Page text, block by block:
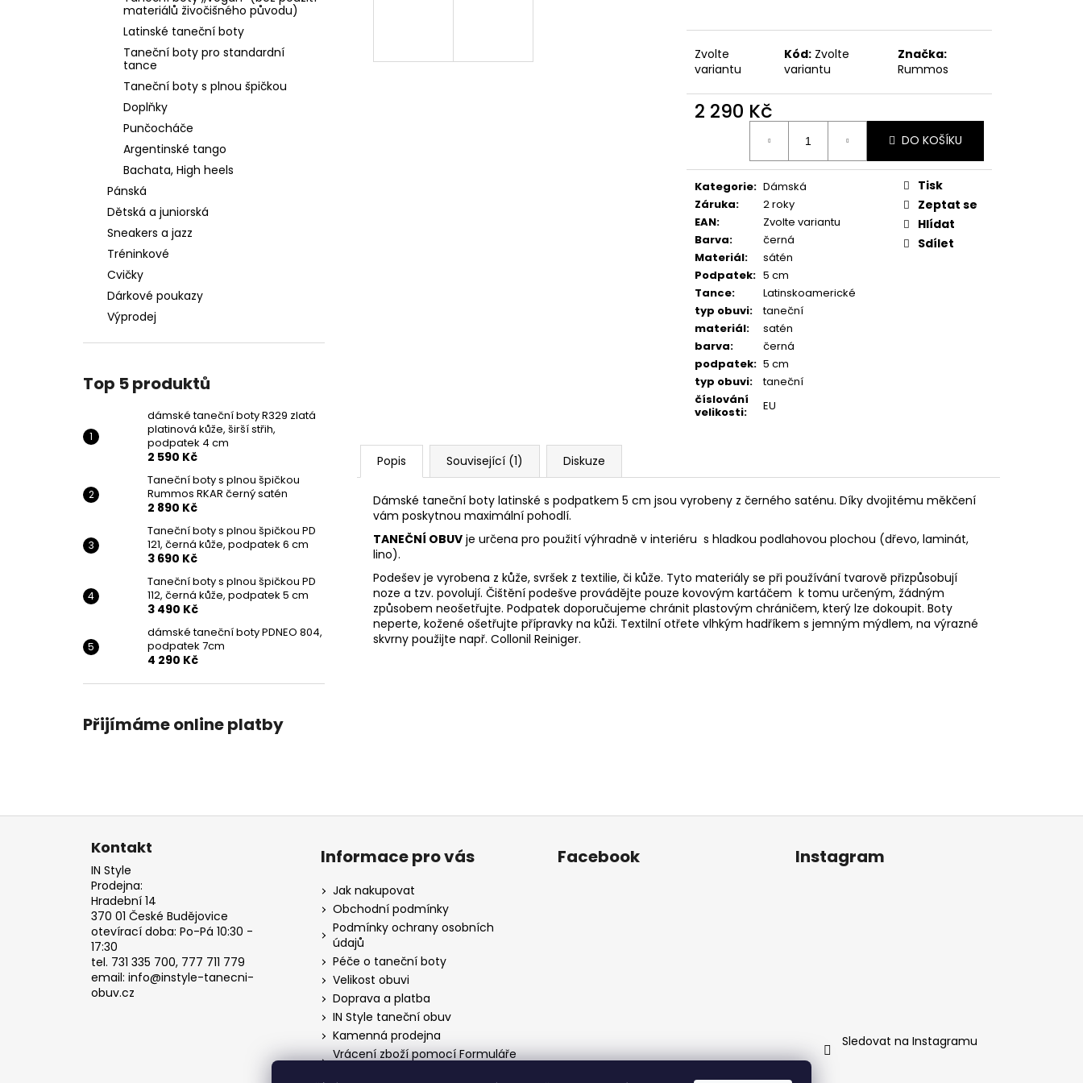
materiálů živočišného původu)
Latinské taneční boty
Taneční boty pro standardní
tance
Taneční boty s plnou špičkou
Doplňky
Punčocháče
Argentinské tango
Bachata, High heels
Pánská
Dětská a juniorská
Sneakers a jazz
Tréninkové
Cvičky
Dárkové poukazy
Výprodej
Top 5 produktů
dámské taneční boty R329 zlatá
platinová kůže, širší střih,
podpatek 4 cm
2 590 Kč
Taneční boty s plnou špičkou
Rummos RKAR černý satén
2 890 Kč
Taneční boty s plnou špičkou PD
121, černá kůže, podpatek 6 cm
3 690 Kč
Taneční boty s plnou špičkou PD
112, černá kůže, podpatek 5 cm
3 490 Kč
dámské taneční boty PDNEO 804,
podpatek 7cm
4 290 Kč
Přijímáme online platby
Zvolte
variantu
Kód: Zvolte
variantu
Značka:
Rummos
2 290 Kč
DO KOŠÍKU
Kategorie: Dámská
Záruka:
2 roky
EAN:
Zvolte variantu
Barva:
černá
Materiál:
sátén
Podpatek: 5 cm
Tance:
Latinskoamerické
typ obuvi:
taneční
materiál:
satén
barva:
černá
podpatek: 5 cm
typ obuvi:
taneční
číslování
velikosti: EU
Tisk
Zeptat se
Hlídat
Sdílet
Popis Související (1) Diskuze
Dámské taneční boty latinské s podpatkem 5 cm jsou vyrobeny z černého saténu. Díky dvojitému měkčení
vám poskytnou maximální pohodlí.
TANEČNÍ OBUV je určena pro použití výhradně v interiéru s hladkou podlahovou plochou (dřevo, laminát,
lino).
Podešev je vyrobena z kůže, svršek z textilie, či kůže. Tyto materiály se při používání tvarově přizpůsobují
noze a tzv. povolují. Čištění podešve provádějte pouze kovovým kartáčem k tomu určeným, žádným
způsobem neošetřujte. Podpatek doporučujeme chránit plastovým chráničem, který lze dokoupit. Boty
neperte, kožené ošetřujte přípravky na kůži. Textilní otřete vlhkým hadříkem s jemným mýdlem, na výrazné
skvrny použijte např. Collonil Reiniger.
2 590 Kč
Kontakt
IN Style
Prodejna:
Hradební 14
370 01 České Budějovice
otevírací doba: Po-Pá 10:30 -
17:30
tel. 731 335 700, 777 711 779
email: info@instyle-tanecni-
obuv.cz
Informace pro vás
Jak nakupovat
Obchodní podmínky
Podmínky ochrany osobních
údajů
Péče o taneční boty
Velikost obuvi
Doprava a platba
IN Style taneční obuv
Kamenná prodejna
Vrácení zboží pomocí Formuláře
Facebook Instagram
Sledovat na Instagramu